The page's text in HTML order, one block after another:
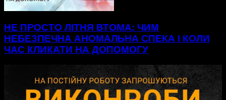
НЕ ПРОСТО ЛІТНЯ ВТОМА: ЧИМ
НЕБЕЗПЕЧНА АНОМАЛЬНА СПЕКА І КОЛИ
ЧАС КЛИКАТИ НА ДОПОМОГУ